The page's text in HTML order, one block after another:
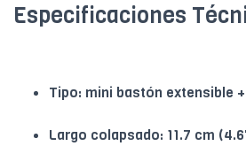
Especificaciones
Tipo: mini bastón extensible
Largo colapsado: 11.7 cm